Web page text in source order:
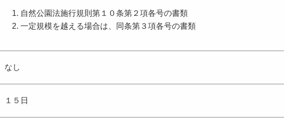
自然公園法施行規則第１０条第２項各号の書類
一定規模を越える場合は、同条第３項各号の書類
なし
１５日